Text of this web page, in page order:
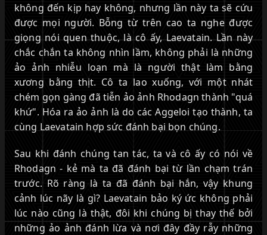
không đến kịp hay không, nhưng lần này ta sẽ cứu
được mọi người. Bỗng từ trên cao ta nghe được
giọng nói quen thuộc, là cô ấy, Laevatain. Lần này
chắc chắn ta không nhìn lầm, không phải là những
ảo ảnh nhiễu loạn mà là người thật làm bằng
xương bằng thịt. Cô ta lao xuống, với một nhát
chém gọn gàng đã tiễn ảo ảnh Rhodagn thành "quá
khứ". Hóa ra ảo ảnh là do các Aggeloi tạo thành, ta
cùng Laevatain hợp sức đánh bại bọn chúng.
Sau khi đánh chúng tan tác, ta và cô ấy có nói về
Rhodagn - kẻ mà ta đã đánh bại từ lần chạm trán
trước. Rõ ràng là ta đã đánh bại hắn, vậy khung
cảnh lúc nãy là gì? Laevatain bảo ký ức không phải
lúc nào cũng là thật, đôi khi chúng bị thay thế bởi
những ảo ảnh đánh lừa và nơi đây đầy rẫy những